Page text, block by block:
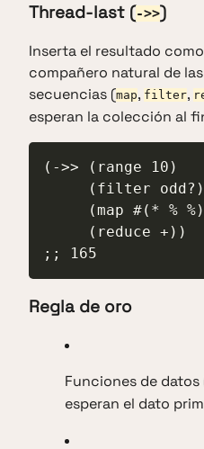
Thread-last (->>)
Inserta el resultado como
compañero natural de
secuencias (map, filter,
esperan la colección al
(->> (range 10)
;; 165
Regla de oro
Funciones de datos
esperan el dato